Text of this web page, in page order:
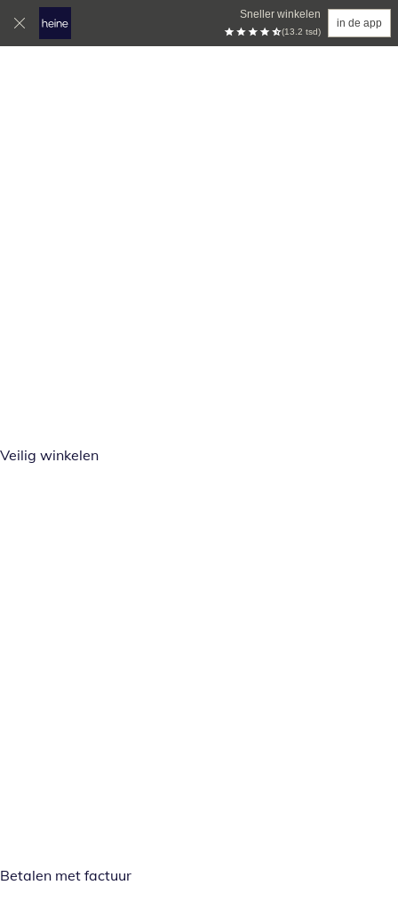
Sneller winkelen
(13.2 tsd)
in de app
Veilig winkelen
Betalen met factuur